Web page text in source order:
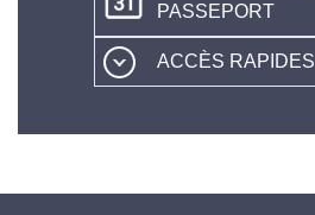
PASSEPORT
ACCÈS RAPIDES